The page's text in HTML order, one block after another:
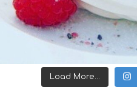
Load More...